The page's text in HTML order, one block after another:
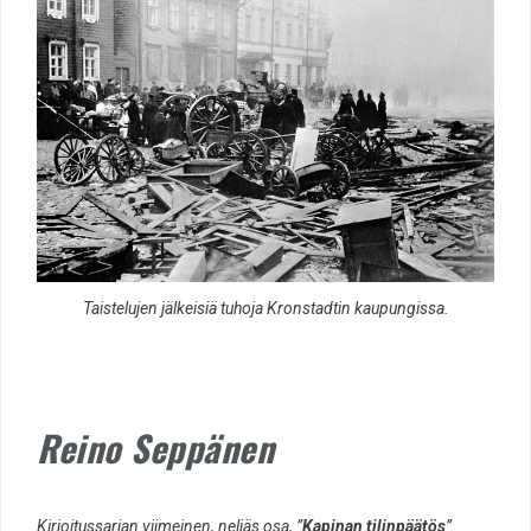
Taistelujen jälkeisiä tuhoja Kronstadtin kaupungissa.
Reino Seppänen
Kirjoitussarjan viimeinen, neljäs osa, ”Kapinan tilinpäätös”